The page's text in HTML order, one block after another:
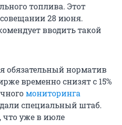
топлива. Этот
28 июня.
вводить такой
обязательный норматив
временно снизят с 15%
мониторинга
специальный штаб.
что уже в июле